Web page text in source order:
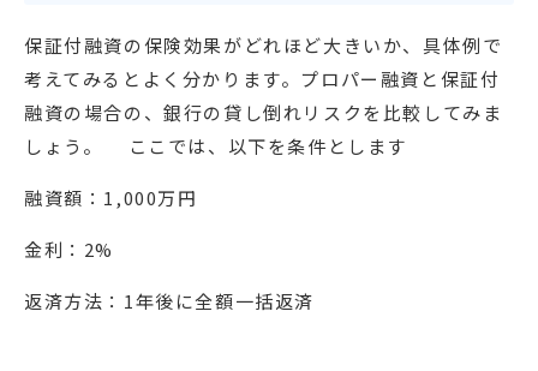
保証付融資の保険効果がどれほど大きいか、具体例で
考えてみるとよく分かります。プロパー融資と保証付
融資の場合の、銀行の貸し倒れリスクを比較してみま
しょう。 ここでは、以下を条件とします
融資額：1,000万円
金利：2%
返済方法：1年後に全額一括返済